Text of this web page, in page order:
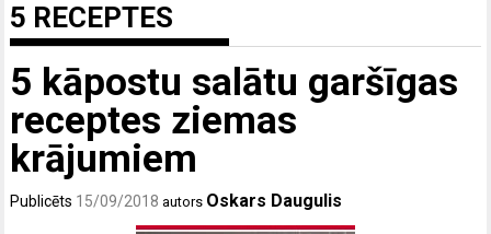
5 RECEPTES
5 kāpostu salātu garšīgas
receptes ziemas
krājumiem
Publicēts 15/09/2018 autors Oskars Daugulis